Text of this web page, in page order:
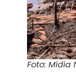
Foto: Mídia